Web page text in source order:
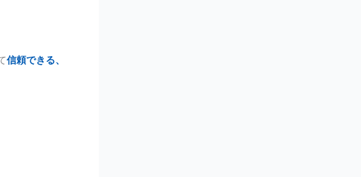
信頼できる、